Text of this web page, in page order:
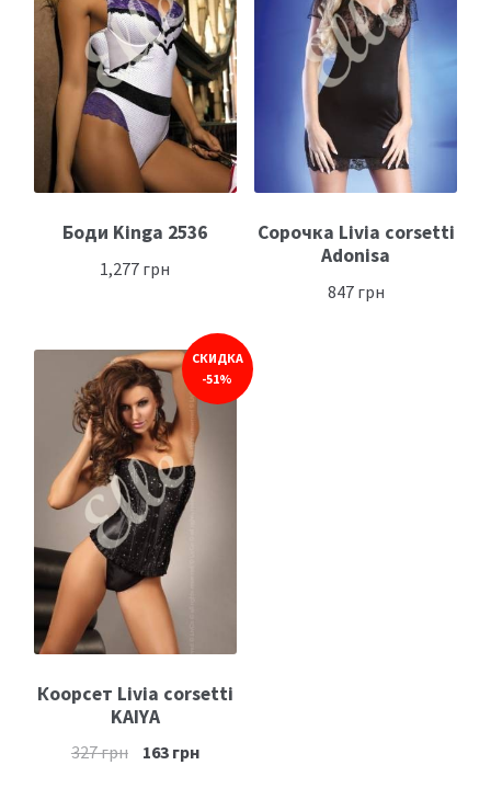
Боди Kinga 2536
1,277 грн
Сорочка Livia corsetti
Adonisa
847грн
Коорсет Livia corsetti
KAIYA
СКИДКА
-51%
327грн 163грн